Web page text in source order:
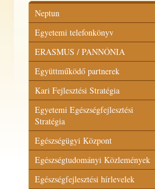
Neptun
Egyetemi telefonkönyv
ERASMUS / PANNÓNIA
Együttműködő partnerek
Kari Fejlesztési Stratégia
Egyetemi Egészségfejlesztési
Stratégia
Egészségügyi Központ
Egészségtudományi Közlemények
Egészségfejlesztési hírlevelek